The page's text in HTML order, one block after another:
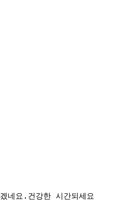
네요.건강한 시간되세요